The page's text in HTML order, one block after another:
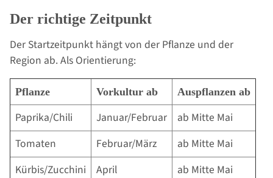
Der richtige Zeitpunkt
Der Startzeitpunkt hängt von der Pflanze und der
Region ab. Als Orientierung:
Pflanze Vorkultur ab Auspflanzen ab
Paprika/Chili Januar/Februar
ab Mitte Mai
Tomaten
Februar/März
ab Mitte Mai
Kürbis/Zucchini
April
ab Mitte Mai